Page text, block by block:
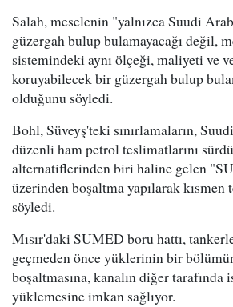
Salah, meselenin "yalnızca Suudi
güzergah bulup bulamayacağı değil,
sistemindeki aynı ölçeği, maliyeti ve
koruyabilecek bir güzergah bulup
olduğunu söyledi.
Bohl, Süveyş'teki sınırlamaların,
düzenli ham petrol teslimatlarını
alternatiflerinden biri haline gelen
üzerinden boşaltma yapılarak
söyledi.
Mısır'daki SUMED boru hattı,
geçmeden önce yüklerinin bir
boşaltmasına, kanalın diğer tarafında
yüklemesine imkan sağlıyor.